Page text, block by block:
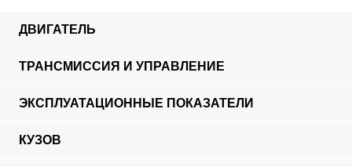
ДВИГАТЕЛЬ
ТРАНСМИССИЯ И УПРАВЛЕНИЕ
ЭКСПЛУАТАЦИОННЫЕ ПОКАЗАТЕЛИ
КУЗОВ